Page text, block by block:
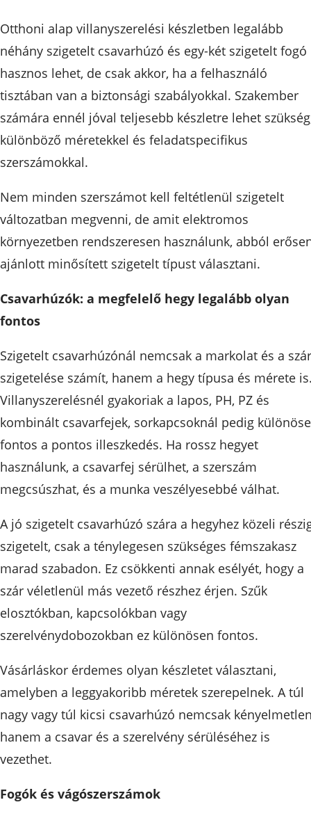
Otthoni alap villanyszerelési készletben legalább
néhány szigetelt csavarhúzó és egy-két szigetelt fogó
hasznos lehet, de csak akkor, ha a felhasználó
tisztában van a biztonsági szabályokkal. Szakember
számára ennél jóval teljesebb készletre lehet
különböző méretekkel és feladatspecifikus
szerszámokkal.
Nem minden szerszámot kell feltétlenül szigetelt
változatban megvenni, de amit elektromos
környezetben rendszeresen használunk, abból
ajánlott minősített szigetelt típust választani.
Csavarhúzók: a megfelelő hegy legalább olyan
fontos
Szigetelt csavarhúzónál nemcsak a markolat és a szár
szigetelése számít, hanem a hegy típusa és mérete
Villanyszerelésnél gyakoriak a lapos, PH, PZ és
kombinált csavarfejek, sorkapcsoknál pedig
fontos a pontos illeszkedés. Ha rossz hegyet
használunk, a csavarfej sérülhet, a szerszám
megcsúszhat, és a munka veszélyesebbé válhat.
A jó szigetelt csavarhúzó szára a hegyhez közeli
szigetelt, csak a ténylegesen szükséges fémszakasz
marad szabadon. Ez csökkenti annak esélyét, hogy a
szár véletlenül más vezető részhez érjen. Szűk
elosztókban, kapcsolókban vagy
szerelvénydobozokban ez különösen fontos.
Vásárláskor érdemes olyan készletet választani,
amelyben a leggyakoribb méretek szerepelnek. A túl
nagy vagy túl kicsi csavarhúzó nemcsak
hanem a csavar és a szerelvény sérüléséhez is
vezethet.
Fogók és vágószerszámok